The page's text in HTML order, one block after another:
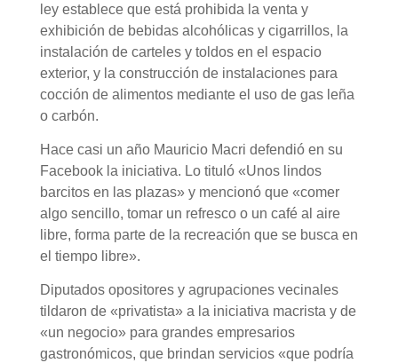
ley establece que está prohibida la venta y
exhibición de bebidas alcohólicas y cigarrillos, la
instalación de carteles y toldos en el espacio
exterior, y la construcción de instalaciones para
cocción de alimentos mediante el uso de gas leña
o carbón.
Hace casi un año Mauricio Macri defendió en su
Facebook la iniciativa. Lo tituló «Unos lindos
barcitos en las plazas» y mencionó que «comer
algo sencillo, tomar un refresco o un café al aire
libre, forma parte de la recreación que se busca en
el tiempo libre».
Diputados opositores y agrupaciones vecinales
tildaron de «privatista» a la iniciativa macrista y de
«un negocio» para grandes empresarios
gastronómicos, que brindan servicios «que podría